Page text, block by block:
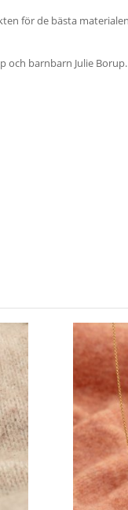
för de bästa
och barnbarn Julie Borup.